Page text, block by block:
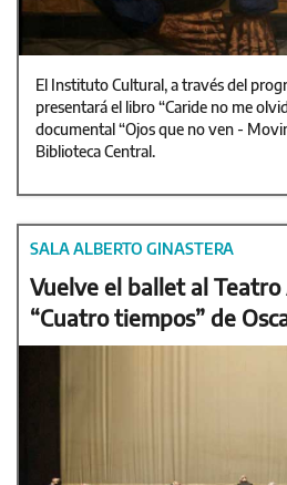
El Instituto Cultural, a través del
presentará el libro “Caride no me
documental “Ojos que no ven -
Biblioteca Central.
SALA ALBERTO GINASTERA
Vuelve el ballet al
“Cuatro tiempos” de